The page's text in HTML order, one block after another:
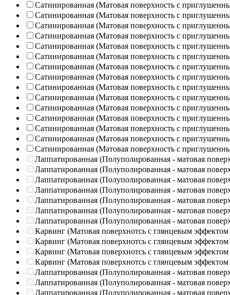
Сатинированная (Матовая поверхность с
Сатинированная (Матовая поверхность с
Сатинированная (Матовая поверхность с
Сатинированная (Матовая поверхность с
Сатинированная (Матовая поверхность с
Сатинированная (Матовая поверхность с
Сатинированная (Матовая поверхность с
Сатинированная (Матовая поверхность с
Сатинированная (Матовая поверхность с
Сатинированная (Матовая поверхность с
Сатинированная (Матовая поверхность с
Сатинированная (Матовая поверхность с
Сатинированная (Матовая поверхность с
Сатинированная (Матовая поверхность с
Сатинированная (Матовая поверхность с
Лаппатированная (Полуполированная - матовая
Лаппатированная (Полуполированная - матовая
Лаппатированная (Полуполированная - матовая
Лаппатированная (Полуполированная - матовая
Лаппатированная (Полуполированная - матовая
Лаппатированная (Полуполированная - матовая
Лаппатированная (Полуполированная - матовая
Карвинг (Матовая поверхнотсь с глянцевым эффектом
Карвинг (Матовая поверхнотсь с глянцевым эффектом
Карвинг (Матовая поверхнотсь с глянцевым эффектом
Карвинг (Матовая поверхнотсь с глянцевым эффектом
Лаппатированная (Полуполированная - матовая
Лаппатированная (Полуполированная - матовая
Лаппатированная (Полуполированная - матовая